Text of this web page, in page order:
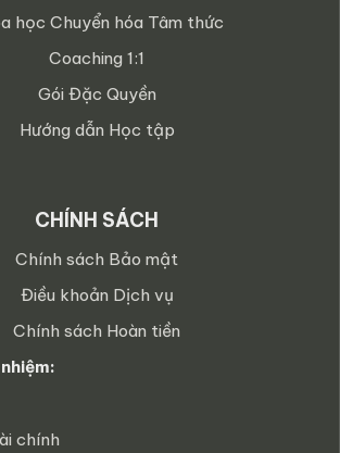
học Chuyển hóa Tâm thức
Coaching 1:1
Gói Đặc Quyền
Hướng dẫn Học tập
CHÍNH SÁCH
Chính sách Bảo mật
Điều khoản Dịch vụ
Chính sách Hoàn tiền
chính